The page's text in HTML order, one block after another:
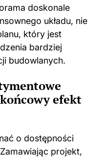
doskonale
układu, nie
który jest
bardziej
budowlanych.
efekt
o dostępności
projekt,